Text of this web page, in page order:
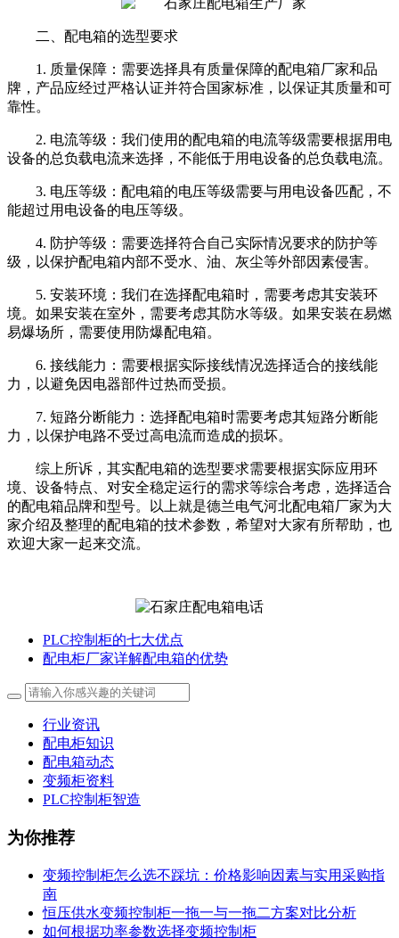
二、配电箱的选型要求
1. 质量保障：需要选择具有质量保障的配电箱厂家和品
牌，产品应经过严格认证并符合国家标准，以保证其质量和可
靠性。
2. 电流等级：我们使用的配电箱的电流等级需要根据用电
设备的总负载电流来选择，不能低于用电设备的总负载电流。
3. 电压等级：配电箱的电压等级需要与用电设备匹配，不
能超过用电设备的电压等级。
4. 防护等级：需要选择符合自己实际情况要求的防护等
级，以保护配电箱内部不受水、油、灰尘等外部因素侵害。
5. 安装环境：我们在选择配电箱时，需要考虑其安装环
境。如果安装在室外，需要考虑其防水等级。如果安装在易燃
易爆场所，需要使用防爆配电箱。
6. 接线能力：需要根据实际接线情况选择适合的接线能
力，以避免因电器部件过热而受损。
7. 短路分断能力：选择配电箱时需要考虑其短路分断能
力，以保护电路不受过高电流而造成的损坏。
综上所诉，其实配电箱的选型要求需要根据实际应用环
境、设备特点、对安全稳定运行的需求等综合考虑，选择适合
的配电箱品牌和型号。以上就是德兰电气河北配电箱厂家为大
家介绍及整理的配电箱的技术参数，希望对大家有所帮助，也
欢迎大家一起来交流。
PLC控制柜的七大优点
配电柜厂家详解配电箱的优势
行业资讯
配电柜知识
配电箱动态
变频柜资料
PLC控制柜智造
为你推荐
变频控制柜怎么选不踩坑：价格影响因素与实用采购指
南
恒压供水变频控制柜一拖一与一拖二方案对比分析
如何根据功率参数选择变频控制柜